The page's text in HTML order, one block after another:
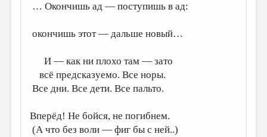
ПУБЛИЦИСТИКА
РЕЦЕНЗИРОВАНИЕ
ТРЕДИАКОВСКИЙ
… Окончишь ад — поступишь в ад:
окончишь этот — дальше новый…
И — как ни плохо там — зато
всё предсказуемо. Все норы.
Все дни. Все дети. Все пальто.
Вперёд! Не бойся, не погибнем.
(А что без воли — фиг бы с ней..)